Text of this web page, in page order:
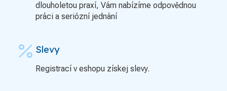
dlouholetou praxí, Vám nabízíme odpovědnou
práci a seriózní jednání
percent Slevy
Registrací v eshopu získej slevy.